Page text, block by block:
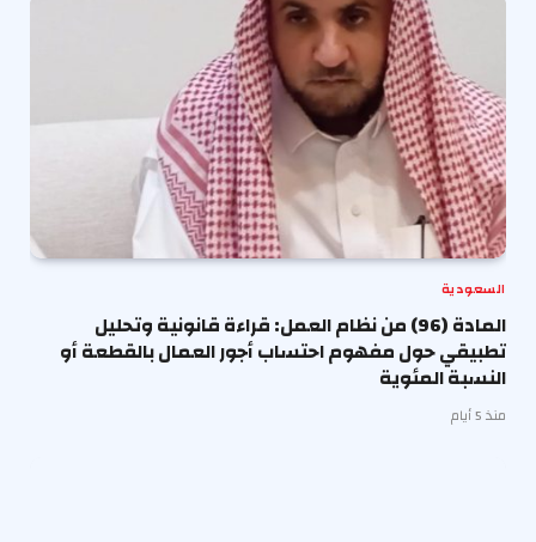
السعودية
المادة (96) من نظام العمل: قراءة قانونية وتحليل
تطبيقي حول مفهوم احتساب أجور العمال بالقطعة أو
النسبة المئوية
منذ 5 أيام